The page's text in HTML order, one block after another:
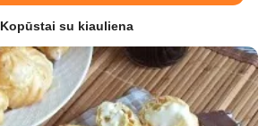
Kopūstai su kiauliena